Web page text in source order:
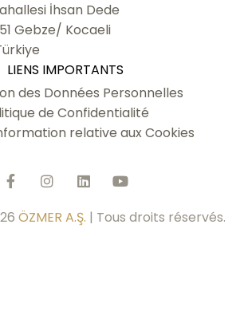
İhsan Dede
Gebze/ Kocaeli
LIENS IMPORTANTS
des Données Personnelles
de Confidentialité
relative aux Cookies
ÖZMER A.Ş. | Tous droits réservés.